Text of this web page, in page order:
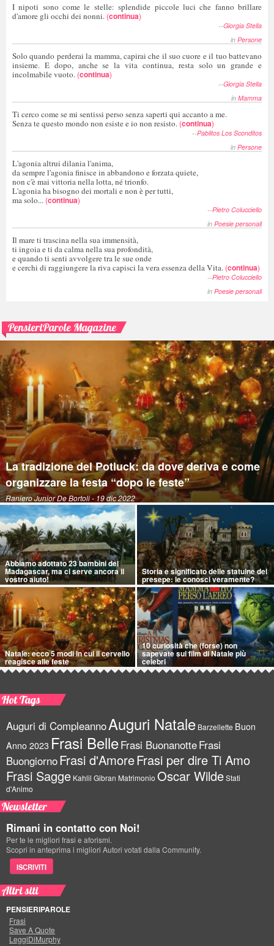
I nipoti sono come le stelle: splendide piccole luci che fanno brillare
d'amore gli occhi dei nonni. (continua)
--Giorgia Stella
in Persone
Solo quando perderai la mamma, capirai che il suo cuore e il tuo battevano
insieme. E dopo, anche se la vita continua, resta solo un grande e
incolmabile vuoto. (continua)
--Giorgia Stella
in Mamma
Ti cerco come se mi sentissi perso senza saperti qui accanto a me.
Senza te questo mondo non esiste e io non resisto. (continua)
--Pablitos Los Sconditos
in Persone
L'agonia altrui dilania l'anima,
da sempre l'agonia finisce in abbandono e forzata quiete,
non c'è mai vittoria nella lotta, né trionfo.
L'agonia ha bisogno dei mortali e non è per tutti,
ma solo... (continua)
--Pietro Colucciello
in Poesie personali
Il mare ti trascina nella sua immensità,
ti ingoia e ti da calma nella sua profondità,
e quando ti senti avvolgere tra le sue onde
e cerchi di raggiungere la riva capisci la vera essenza della Vita. (continua)
--Pietro Colucciello
in Poesie personali
PensieriParole Magazine
La tradizione del Potluck: da dove deriva e come
organizzare la festa “dopo le feste”
Raniero Junior De Bortoli- 19 dic 2022
Abbiamo adottato 23 bambini del
Madagascar, ma ci serve ancora il
vostro aiuto!
Storia e significato delle statuine del
presepe: le conosci veramente?
Natale: ecco 5 modi in cui il cervello
reagisce alle feste
10 curiosità che (forse) non
sapevate sui film di Natale più
celebri
Hot Tags
Auguri di CompleannoAuguri Natale Barzellette Buon
Anno 2023 Frasi BelleFrasi BuonanotteFrasi
BuongiornoFrasi d'AmoreFrasi per dire Ti Amo
Frasi Sagge Kahlil Gibran Matrimonio Oscar WildeStati
d'Animo
Newsletter
Rimani in contatto con Noi!
Per te le migliori frasi e aforismi.
Scopri in anteprima i migliori Autori votati dalla Community.
ISCRIVITI
Altri siti
PENSIERIPAROLE
Frasi
Save A Quote
LeggiDiMurphy